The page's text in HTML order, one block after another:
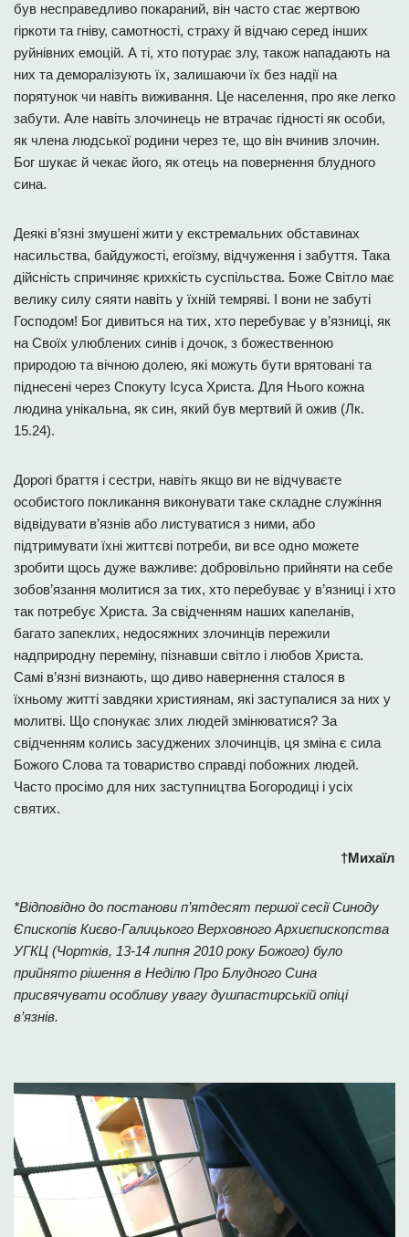
був несправедливо покараний, він часто стає жертвою
гіркоти та гніву, самотності, страху й відчаю серед інших
руйнівних емоцій. А ті, хто потурає злу, також нападають на
них та деморалізують їх, залишаючи їх без надії на
порятунок чи навіть виживання. Це населення, про яке легко
забути. Але навіть злочинець не втрачає гідності як особи,
як члена людської родини через те, що він вчинив злочин.
Бог шукає й чекає його, як отець на повернення блудного
сина.
Деякі в’язні змушені жити у екстремальних обставинах
насильства, байдужості, егоїзму, відчуження і забуття. Така
дійсність спричиняє крихкість суспільства. Боже Світло має
велику силу сяяти навіть у їхній темряві. І вони не забуті
Господом! Бог дивиться на тих, хто перебуває у в’язниці, як
на Своїх улюблених синів і дочок, з божественною
природою та вічною долею, які можуть бути врятовані та
піднесені через Спокуту Ісуса Христа. Для Нього кожна
людина унікальна, як син, який був мертвий й ожив (Лк.
15.24).
Дорогі браття і сестри, навіть якщо ви не відчуваєте
особистого покликання виконувати таке складне служіння
відвідувати в’язнів або листуватися з ними, або
підтримувати їхні життєві потреби, ви все одно можете
зробити щось дуже важливе: добровільно прийняти на себе
зобов’язання молитися за тих, хто перебуває у в’язниці і хто
так потребує Христа. За свідченням наших капеланів,
багато запеклих, недосяжних злочинців пережили
надприродну переміну, пізнавши світло і любов Христа.
Самі в’язні визнають, що диво навернення сталося в
їхньому житті завдяки християнам, які заступалися за них у
молитві. Що спонукає злих людей змінюватися? За
свідченням колись засуджених злочинців, ця зміна є сила
Божого Слова та товариство справді побожних людей.
Часто просімо для них заступництва Богородиці і усіх
святих.
†Михаїл
*Відповідно до постанови п’ятдесят першої сесії Синоду
Єпископів Києво-Галицького Верховного Архиєпископства
УГКЦ (Чортків, 13-14 липня 2010 року Божого) було
прийнято рішення в Неділю Про Блудного Сина
присвячувати особливу увагу душпастирській опіці
в’язнів.